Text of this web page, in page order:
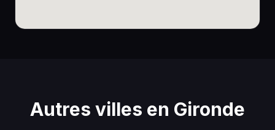
Autres villes en Gironde